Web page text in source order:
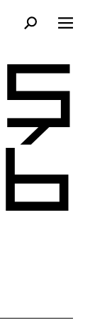
OpenOpen menu
ş
b